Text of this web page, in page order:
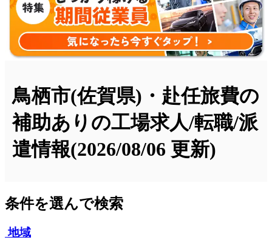
鳥栖市(佐賀県)・赴任旅費の
補助ありの工場求人/転職/派
遣情報(2026/08/06 更新)
条件を選んで検索
地域